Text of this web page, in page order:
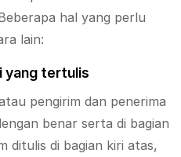
hal yang perlu
lain:
yang tertulis
pengirim dan penerima
benar serta di bagian
ditulis di bagian kiri atas,